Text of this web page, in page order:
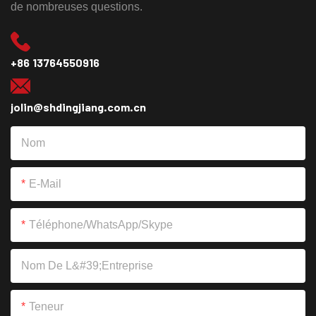
de nombreuses questions.
+86 13764550916​​​​​​​
jolin@shdingjiang.com.cn
Nom
E-Mail
Téléphone/WhatsApp/Skype
Nom De L&#39;entreprise
Teneur